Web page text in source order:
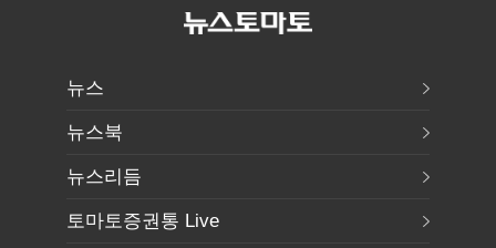
뉴스
뉴스북
뉴스리듬
토마토증권통 Live